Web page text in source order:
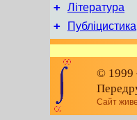
+ Література
+ Публіцистика
© 1999
Сайт